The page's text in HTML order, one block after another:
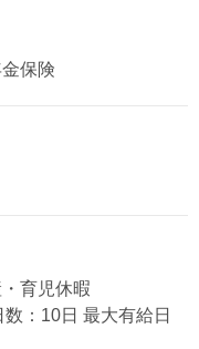
保険
育児休暇
：10日 最大有給日